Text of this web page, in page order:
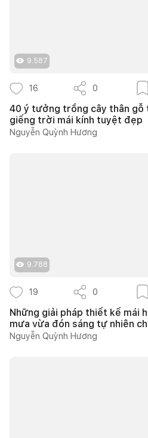
9.587
16 0
40 ý tưởng trồng cây thân gỗ
giếng trời mái kính tuyệt đẹp
Nguyễn Quỳnh Hương
9.788
19 0
Những giải pháp thiết kế mái
mưa vừa đón sáng tự nhiên
Nguyễn Quỳnh Hương